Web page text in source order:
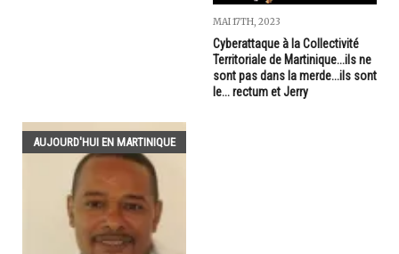
MAI 17TH, 2023
Cyberattaque à la Collectivité
Territoriale de Martinique...ils ne
sont pas dans la merde...ils sont
le... rectum et Jerry
AUJOURD'HUI EN MARTINIQUE